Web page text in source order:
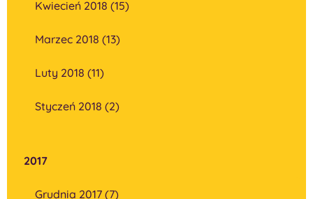
Kwiecień 2018 (15)
Marzec 2018 (13)
Luty 2018 (11)
Styczeń 2018 (2)
2017
Grudnia 2017 (7)